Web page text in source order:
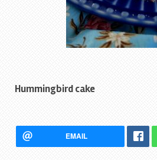
Hummingbird cake
EMAIL